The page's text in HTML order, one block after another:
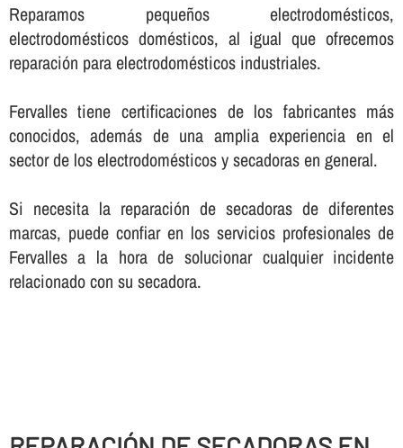
Reparamos pequeños electrodomésticos,
electrodomésticos domésticos, al igual que ofrecemos
reparación para electrodomésticos industriales.
Fervalles tiene certificaciones de los fabricantes más
conocidos, además de una amplia experiencia en el
sector de los electrodomésticos y secadoras en general.
Si necesita la reparación de secadoras de diferentes
marcas, puede confiar en los servicios profesionales de
Fervalles a la hora de solucionar cualquier incidente
relacionado con su secadora.